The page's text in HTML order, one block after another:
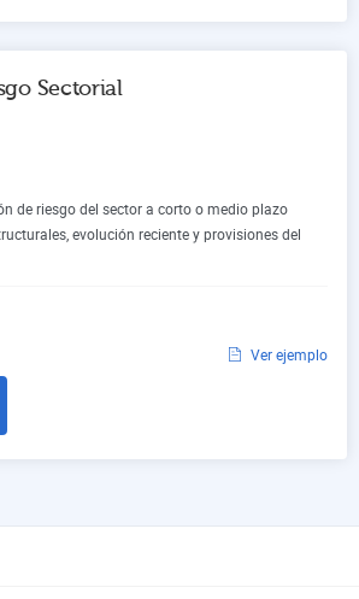
Sectorial
de riesgo del sector a corto o medio plazo
evolución reciente y provisiones del
Ver ejemplo